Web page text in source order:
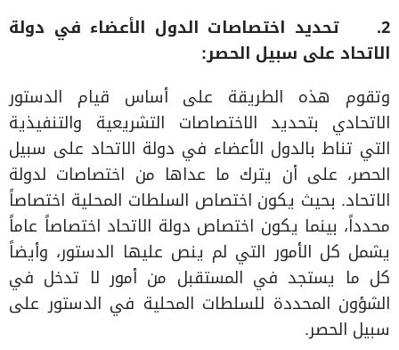
2.
تحديد اختصاصات الدول الأعضاء في دولة
الاتحاد على سبيل الحصر:
وتقوم هذه الطريقة على أساس قيام الدستور
الاتحادي بتحديد الاختصاصات التشريعية والتنفيذية
التي تناط بالدول الأعضاء في دولة الاتحاد على سبيل
الحصر، على أن يترك ما عداها من اختصاصات لدولة
الاتحاد. بحيث يكون اختصاص السلطات المحلية اختصاصاً
محدداً، بينما يكون اختصاص دولة الاتحاد اختصاصاً عاماً
يشمل كل الأمور التي لم ينص عليها الدستور، وأيضاً
كل ما يستجد في المستقبل من أمور لا تدخل في
الشؤون المحددة للسلطات المحلية في الدستور على
سبيل الحصر.